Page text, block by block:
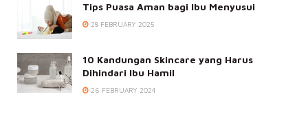
Tips Puasa Aman bagi Ibu Menyusui
28 FEBRUARY 2025
10 Kandungan Skincare yang Harus
Dihindari Ibu Hamil
26 FEBRUARY 2024